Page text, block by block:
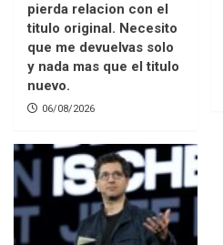
pierda relacion con el
titulo original. Necesito
que me devuelvas solo
y nada mas que el titulo
nuevo.
06/08/2026